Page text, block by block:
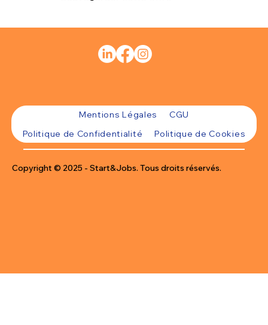
Copyright © 2025 - Start&Jobs. Tous droits réservés.
Mentions Légales
CGU
Politique de Confidentialité
Politique de Cookies